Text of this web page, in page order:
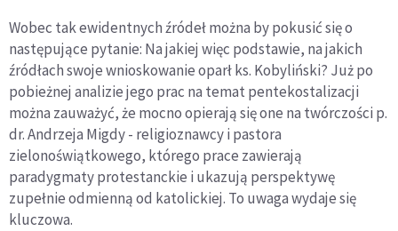
Wobec tak ewidentnych źródeł można by pokusić się o
następujące pytanie: Na jakiej więc podstawie, na jakich
źródłach swoje wnioskowanie oparł ks. Kobyliński? Już po
pobieżnej analizie jego prac na temat pentekostalizacji
można zauważyć, że mocno opierają się one na twórczości p.
dr. Andrzeja Migdy - religioznawcy i pastora
zielonoświątkowego, którego prace zawierają
paradygmaty protestanckie i ukazują perspektywę
zupełnie odmienną od katolickiej. To uwaga wydaje się
kluczowa.